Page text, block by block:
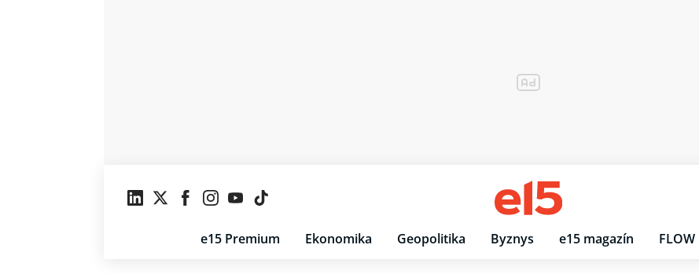
e15 Premium Ekonomika Geopolitika Byznys e15 magazín FLOW